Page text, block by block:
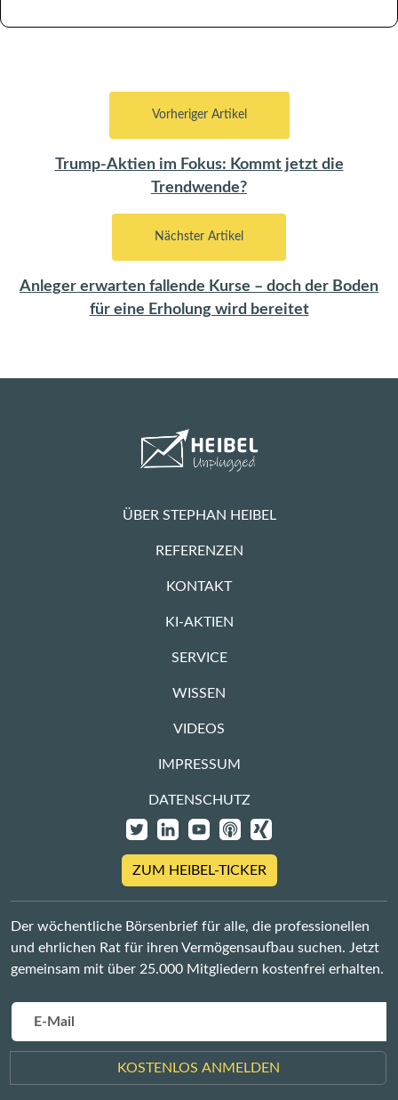
Vorheriger Artikel
Trump-Aktien im Fokus: Kommt jetzt die
Trendwende?
Nächster Artikel
Anleger erwarten fallende Kurse – doch der Boden
für eine Erholung wird bereitet
ÜBER STEPHAN HEIBEL
REFERENZEN
KONTAKT
KI-AKTIEN
SERVICE
WISSEN
VIDEOS
IMPRESSUM
DATENSCHUTZ
ZUM HEIBEL-TICKER
Der wöchentliche Börsenbrief für alle, die professionellen
und ehrlichen Rat für ihren Vermögensaufbau suchen. Jetzt
gemeinsam mit über 25.000 Mitgliedern kostenfrei erhalten.
KOSTENLOS ANMELDEN